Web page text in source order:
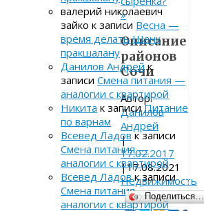
»
Описание
районов
Сочи
Автор:
Данилов
Андрей
|
17.02.2017
|17.08.2021
Недвижимость
Поделиться…
валерий николаевич
зайко к записи Весна —
время делать Шанк
пракшалану
Данилов Андрейк
записи Смена питания —
аналогии с квартирой
Никита к записиПитание
по варнам
Всевед Ладовк записи
Смена питания —
аналогии с квартирой
Всевед Ладовк записи
Смена питания —
аналогии с квартирой